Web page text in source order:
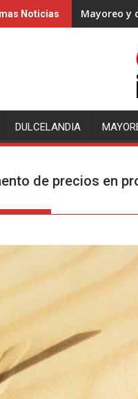
Noticias Mayoreo y
DULCELANDIA
de precios en